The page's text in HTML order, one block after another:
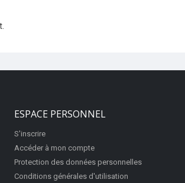
ESPACE PERSONNEL
S'inscrire
Accéder à mon compte
Protection des données personnelles
Conditions générales d'utilisation